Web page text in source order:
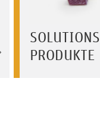
SOLUTIONS
PRODUKTE